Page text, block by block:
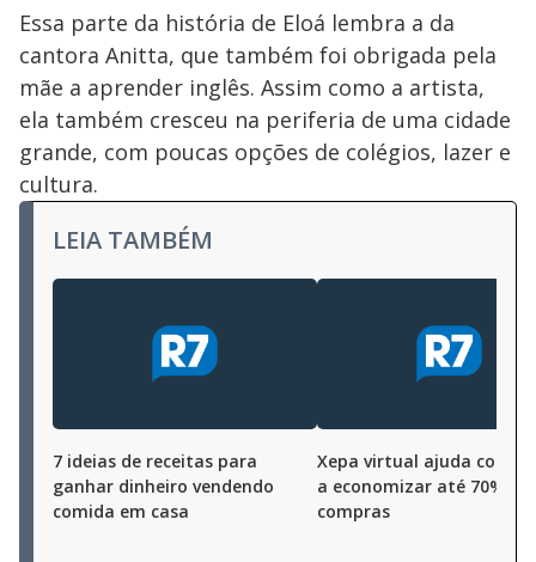
Essa parte da história de Eloá lembra a da
cantora Anitta, que também foi obrigada pela
mãe a aprender inglês. Assim como a artista,
ela também cresceu na periferia de uma cidade
grande, com poucas opções de colégios, lazer e
cultura.
LEIA TAMBÉM
7 ideias de receitas para
ganhar dinheiro vendendo
comida em casa
Xepa virtual ajuda
a economizar até 70%
compras